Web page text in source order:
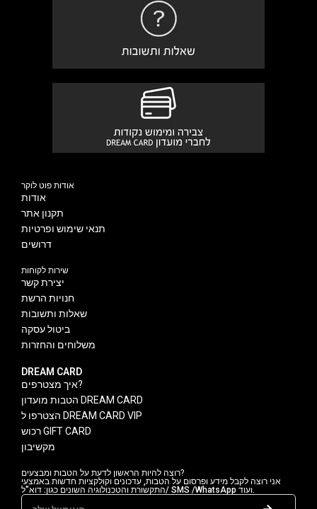
אודות פוט לוקר
אודות
תקנון אתר
תנאי שימוש ופרטיות
דרושים
שירות לקוחות
יצירת קשר
חנויות הרשת
שאלות ותשובות
ביטול עסקה
משלוחים והחזרות
DREAM CARD
איך מצטרפים?
הטבות מועדון DREAM CARD
הצטרפו ל DREAM CARD VIP
רכוש GIFT CARD
מקשיבון
רוצה להיות הראשון לדעת על הטבות ומבצעים?
אני רוצה לקבל מידע ופרסום על הטבות, עדכונים וקולקציות חדשות באמצעי
התקשורת והטכנולוגיה השונים כגון: דוא"ל/ SMS /WhatsApp ועוד.